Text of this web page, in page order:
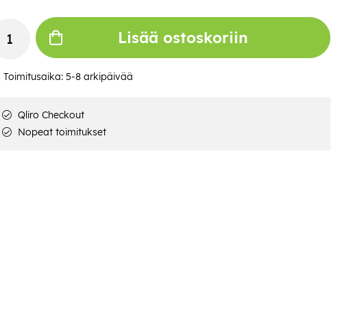
Lisää ostoskoriin
Toimitusaika: 5-8 arkipäivää
Qliro Checkout
Nopeat toimitukset